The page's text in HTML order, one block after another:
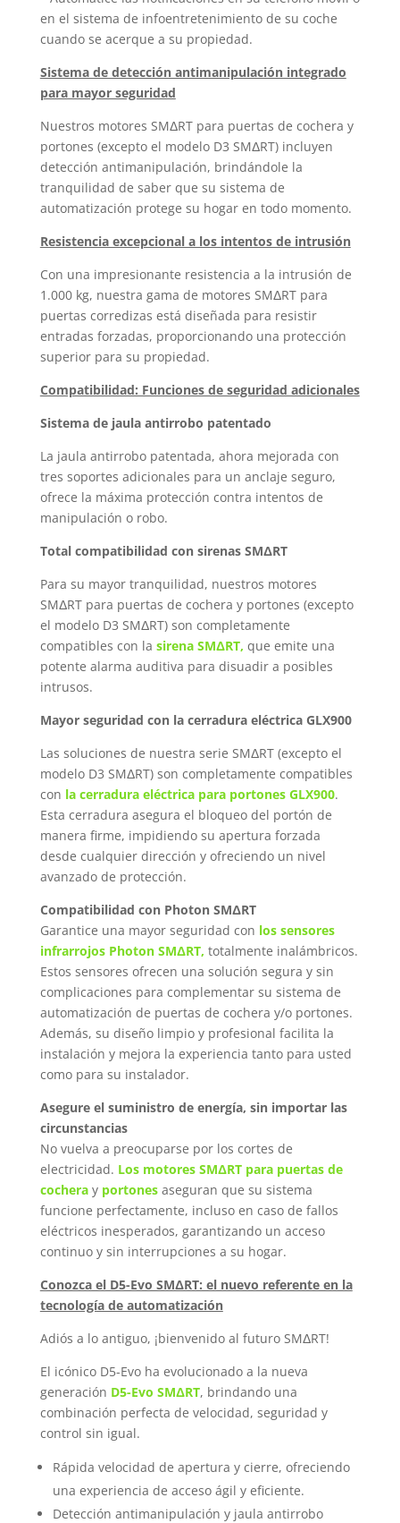
en el sistema de infoentretenimiento de su coche
cuando se acerque a su propiedad.
Sistema de detección antimanipulación integrado
para mayor seguridad
Nuestros motores SMΔRT para puertas de cochera y
portones (excepto el modelo D3 SMΔRT) incluyen
detección antimanipulación, brindándole la
tranquilidad de saber que su sistema de
automatización protege su hogar en todo momento.
Resistencia excepcional a los intentos de intrusión
Con una impresionante resistencia a la intrusión de
1.000 kg, nuestra gama de motores SMΔRT para
puertas corredizas está diseñada para resistir
entradas forzadas, proporcionando una protección
superior para su propiedad.
Compatibilidad: Funciones de seguridad adicionales
Sistema de jaula antirrobo patentado
La jaula antirrobo patentada, ahora mejorada con
tres soportes adicionales para un anclaje seguro,
ofrece la máxima protección contra intentos de
manipulación o robo.
Total compatibilidad con sirenas SMΔRT
Para su mayor tranquilidad, nuestros motores
SMΔRT para puertas de cochera y portones (excepto
el modelo D3 SMΔRT) son completamente
compatibles con la sirena SMΔRT, que emite una
potente alarma auditiva para disuadir a posibles
intrusos.
Mayor seguridad con la cerradura eléctrica GLX900
Las soluciones de nuestra serie SMΔRT (excepto el
modelo D3 SMΔRT) son completamente compatibles
con la cerradura eléctrica para portones GLX900.
Esta cerradura asegura el bloqueo del portón de
manera firme, impidiendo su apertura forzada
desde cualquier dirección y ofreciendo un nivel
avanzado de protección.
Compatibilidad con Photon SMΔRT
Garantice una mayor seguridad con los sensores
infrarrojos Photon SMΔRT, totalmente inalámbricos.
Estos sensores ofrecen una solución segura y sin
complicaciones para complementar su sistema de
automatización de puertas de cochera y/o portones.
Además, su diseño limpio y profesional facilita la
instalación y mejora la experiencia tanto para usted
como para su instalador.
Asegure el suministro de energía, sin importar las
circunstancias
No vuelva a preocuparse por los cortes de
electricidad. Los motores SMΔRT para puertas de
cocheray portonesaseguran que su sistema
funcione perfectamente, incluso en caso de fallos
eléctricos inesperados, garantizando un acceso
continuo y sin interrupciones a su hogar.
Conozca el D5-Evo SMΔRT: el nuevo referente en la
tecnología de automatización
Adiós a lo antiguo, ¡bienvenido al futuro SMΔRT!
El icónico D5-Evo ha evolucionado a la nueva
generación D5-Evo SMΔRT, brindando una
combinación perfecta de velocidad, seguridad y
control sin igual.
Rápida velocidad de apertura y cierre, ofreciendo
una experiencia de acceso ágil y eficiente.
Detección antimanipulación y jaula antirrobo